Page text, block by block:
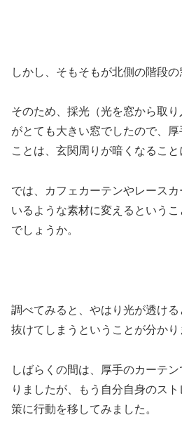
しかし、そもそもが北側の階段の
そのため、採光（光を窓から取
がとても大きい窓でしたので、
ことは、玄関周りが暗くなること
では、カフェカーテンやレース
いるような素材に変えるという
でしょうか。
調べてみると、やはり光が透け
抜けてしまうということが分かり
しばらくの間は、厚手のカーテ
りましたが、もう自分自身のス
策に行動を移してみました。